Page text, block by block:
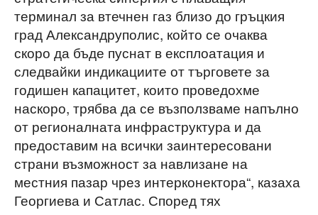
терминал за втечнен газ близо до гръцкия
град Александруполис, който се очаква
скоро да бъде пуснат в експлоатация и
следвайки индикациите от търговете за
годишен капацитет, които проведохме
наскоро, трябва да се възползваме напълно
от регионалната инфраструктура и да
предоставим на всички заинтересовани
страни възможност за навлизане на
местния пазар чрез интерконектора“, казаха
Георгиева и Сатлас. Според тях